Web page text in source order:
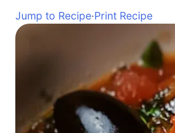
Jump to Recipe·Print Recipe